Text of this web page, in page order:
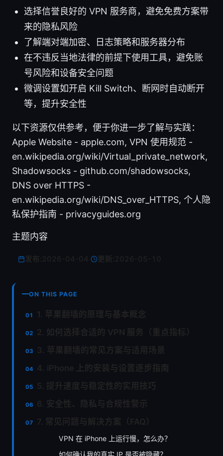
选择信誉良好的 VPN 服务商，避免免费方案带
来的隐私风险
了解端对端加密、日志策略和服务器分布
在不违反当地法律的前提下使用工具，避免账
号风险和设备安全问题
微调设置如开启 Kill Switch、断网时自动断开
等，提升安全性
以下资源仅供参考，便于你进一步了解与实践：
Apple Website - apple.com, VPN 使用规范 -
en.wikipedia.org/wiki/Virtual_private_network,
Shadowsocks - github.com/shadowsocks,
DNS over HTTPS -
en.wikipedia.org/wiki/DNS_over_HTTPS, 个人隐
私保护指南 - privacyguides.org
主题内容
更新:
ON THIS PAGE
VPN 在 iPhone 上运行慢，怎么办？
如何确认我的真实 IP 是否被隐藏？